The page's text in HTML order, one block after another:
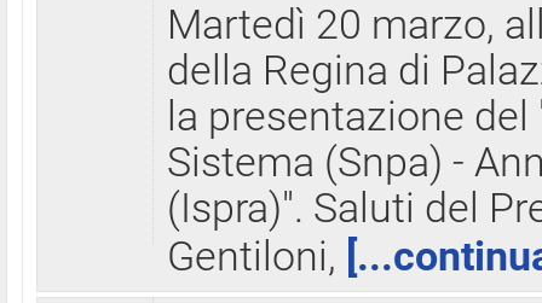
Martedì 20 marzo,
della Regina di
la presentazione
Sistema (Snpa) -
(Ispra)". Saluti del
Gentiloni,